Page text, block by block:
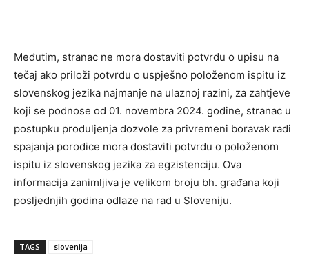
Međutim, stranac ne mora dostaviti potvrdu o upisu na
tečaj ako priloži potvrdu o uspješno položenom ispitu iz
slovenskog jezika najmanje na ulaznoj razini, za zahtjeve
koji se podnose od 01. novembra 2024. godine, stranac u
postupku produljenja dozvole za privremeni boravak radi
spajanja porodice mora dostaviti potvrdu o položenom
ispitu iz slovenskog jezika za egzistenciju. Ova
informacija zanimljiva je velikom broju bh. građana koji
posljednjih godina odlaze na rad u Sloveniju.
TAGS slovenija